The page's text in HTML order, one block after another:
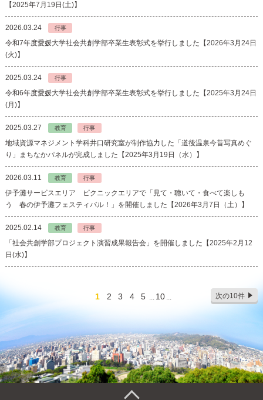
【2025年7月19日(土)】
2026.03.24 行事
令和7年度愛媛大学社会共創学部卒業生表彰式を挙行しました【2026年3月24日
(火)】
2025.03.24 行事
令和6年度愛媛大学社会共創学部卒業生表彰式を挙行しました【2025年3月24日
(月)】
2025.03.27 教育 行事
地域資源マネジメント学科井口研究室が制作協力した「道後温泉今昔写真めぐ
り」まちなかパネルが完成しました【2025年3月19日（水）】
2026.03.11 教育 行事
伊予灘サービスエリア ピクニックエリアで「見て・聴いて・食べて楽しも
う 春の伊予灘フェスティバル！」を開催しました【2026年3月7日（土）】
2025.02.14 教育 行事
「社会共創学部プロジェクト演習成果報告会」を開催しました【2025年2月12
日(水)】
1 2 3 4 5 ... 10 ... 次の10件